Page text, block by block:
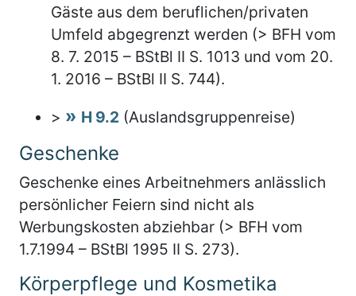
Gäste aus dem beruflichen/privaten
Umfeld abgegrenzt werden (> BFH vom
8. 7. 2015 – BStBl II S. 1013 und vom 20.
1. 2016 – BStBl II S. 744).
>
H 9.2 (Auslandsgruppenreise)
Geschenke
Geschenke eines Arbeitnehmers anlässlich
persönlicher Feiern sind nicht als
Werbungskosten abziehbar (> BFH vom
1.7.1994 – BStBl 1995 II S. 273).
Körperpflege und Kosmetika